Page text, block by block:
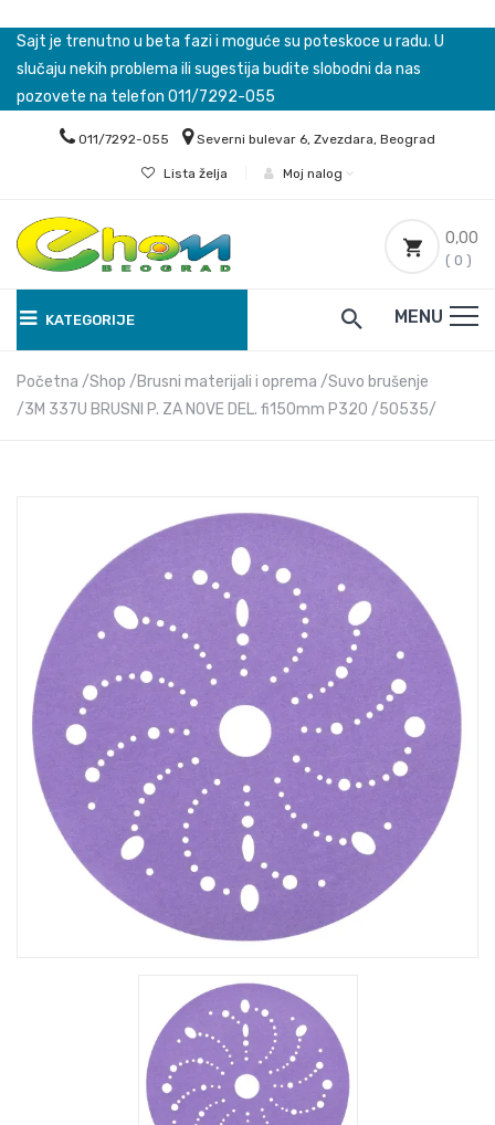
Sajt je trenutno u beta fazi i moguće su poteskoce u radu. U
slučaju nekih problema ili sugestija budite slobodni da nas
pozovete na telefon 011/7292-055
011/7292-055 Severni bulevar 6, Zvezdara, Beograd
Lista želja Moj nalog
0,00
( 0 )
KATEGORIJE MENU
Početna Shop Brusni materijali i oprema
Suvo brušenje
3M 337U BRUSNI P. ZA NOVE DEL. fi150mm P320 /50535/